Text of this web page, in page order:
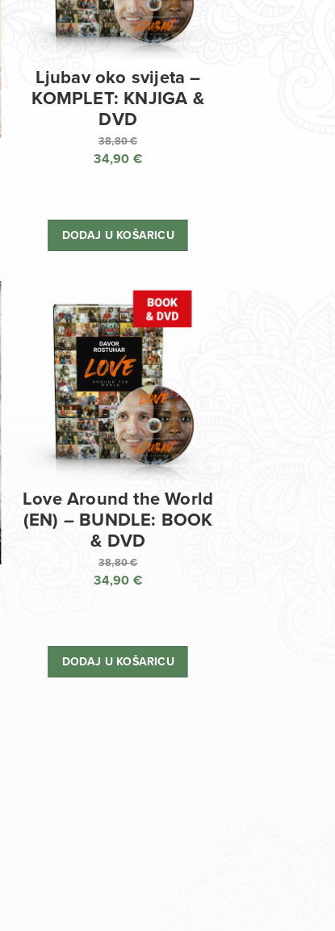
Ljubav oko svijeta –
KOMPLET: KNJIGA &
DVD
38,80€
Izvorna
je:
38,80 €.
34,90 €
je:
34,90 €.
DODAJ U KOŠARICU
Love Around the World
(EN) – BUNDLE: BOOK
& DVD
38,80€
Izvorna
je:
38,80 €.
34,90 €
je:
34,90 €.
DODAJ U KOŠARICU